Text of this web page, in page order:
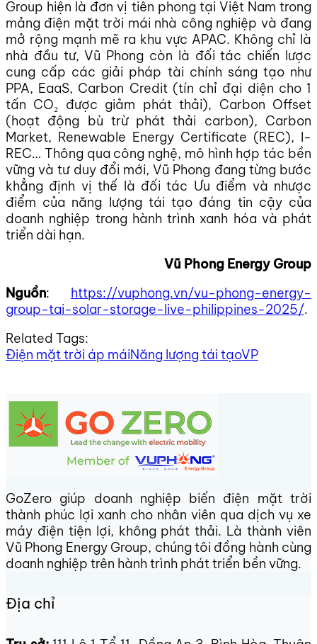
Group hiện là đơn vị tiên phong tại Việt Nam trong
mảng điện mặt trời mái nhà công nghiệp và đang
mở rộng mạnh mẽ ra khu vực APAC. Không chỉ là
nhà đầu tư, Vũ Phong còn là đối tác chiến lược
cung cấp các giải pháp tài chính sáng tạo như
PPA, EaaS, Carbon Credit (tín chỉ đại diện cho 1
tấn CO₂ được giảm phát thải), Carbon Offset
(hoạt động bù trừ phát thải carbon), Carbon
Market, Renewable Energy Certificate (REC), I-
REC… Thông qua công nghệ, mô hình hợp tác bền
vững và tư duy đổi mới, Vũ Phong đang từng bước
khẳng định vị thế là đối tác Ưu điểm và nhược
điểm của năng lượng tái tạo đáng tin cậy của
doanh nghiệp trong hành trình xanh hóa và phát
triển dài hạn.
Vũ Phong Energy Group
Nguồn: https://vuphong.vn/vu-phong-energy-
group-tai-solar-storage-live-philippines-2025/.
Related Tags:
Điện mặt trời áp máiNăng lượng tái tạoVP
GoZero giúp doanh nghiệp biến điện mặt trời
thành phúc lợi xanh cho nhân viên qua dịch vụ xe
máy điện tiện lợi, không phát thải. Là thành viên
Vũ Phong Energy Group, chúng tôi đồng hành cùng
doanh nghiệp trên hành trình phát triển bền vững.
Địa chỉ